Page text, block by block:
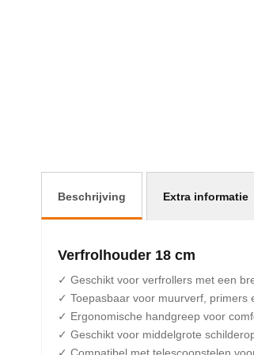
Beschrijving
Verfrolhouder 18 cm
✓ Geschikt voor verfrollers met een
✓ Toepasbaar voor muurverf, primers
✓ Ergonomische handgreep voor
✓ Geschikt voor middelgrote
Extra informatie